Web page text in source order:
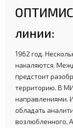
линии:
1962 год.
накаляются.
предстоит
территорию. В
направлениями.
обладать
возлюбленного,